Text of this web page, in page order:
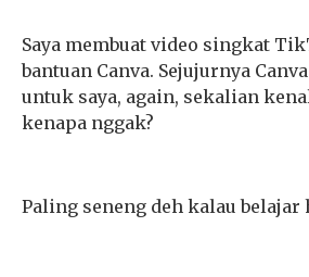
Saya membuat video singkat
bantuan Canva. Sejujurnya
untuk saya, again, sekalian
kenapa nggak?
Paling seneng deh kalau belajar